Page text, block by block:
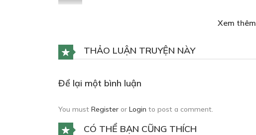
28/07/2023
28/07/2023
Xem thêm
THẢO LUẬN TRUYỆN NÀY
Để lại một bình luận
You must Register or Login to post a comment.
CÓ THỂ BẠN CŨNG THÍCH